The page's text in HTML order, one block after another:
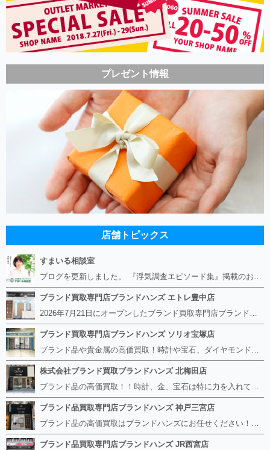
プレゼント情報
店舗トピックス
すまいる相談室
ブログを更新しました。 『浮気調査エピソード集』掲載のお知らせ https://smile-soudan.net/index.php?QBlog-20260808-1
ブランド買取専門店ブランドハンズ エトレ豊中店
2026年7月21日にオープンしたブランド買取専門店ブランドハンズ エトレ豊中店です。 阪急豊中駅直結のショッピングモール エトレとよなかの１階に店舗がございます。 金・貴金属、ブランド品、時計、宝石などその他ブランド食器や美容機器、ブランド香水や化粧品などの取り扱いもございます。 熟練の鑑定士が親切・丁寧に接客、査定をさせていただきます。 査定だけでもOK。お気軽にご来店下さいませ！
ブランド買取専門店ブランドハンズ ソリオ宝塚店
ブランド品や貴金属の高価買取！時計や宝石、ダイヤモンドなど家に眠っているものがあったら捨てる前にブランドハンズへお越しください。 査定料は無料、お値段が付くものかお調べいたします！ 宅配買取もありますので使っていない古いルイヴィトンのバッグや財布、壊れているオメガの時計、千切れている金のネックレスや指輪、小型家電も取り扱っておりますのでお気軽にご利用下さい☆ その他ブランド食器、銀シルバー製品、美容機器、脱毛器、スマホなど幅広く取り扱っております！
株式会社ブランド買取ブランドハンズ 北梅田店
ブランド品の高価買取！！時計、金、宝石は特に力を入れています！ ルイヴィトン、シャネル、ロレックス、エルメスはもちろん、グッチ、プラダ、セリーヌ、フェンディなどなど、 その他ブランド食器、銀シルバー製品、美容機器、脱毛器、スマホなど幅広く取り扱っているので まずは無料査定にお越しください！ 手数料は全て無料！全国対応の宅配買取も行っておりますのでお気軽にご連絡下さい！
ブランド品買取専門店ブランドハンズ 神戸三宮店
ブランド品の高価買取はブランドハンズにお任せください！！ 高騰し続けている金・貴金属はもちろん、ルイヴィトン、エルメス、シャネル、ロレックスは特に力を入れております。 その他ブランド食器、銀シルバー製品、美容機器、脱毛器、スマホなど幅広く取り扱っております！ 鑑定士は経験豊富で親切丁寧な対応を心がけております。 鑑定書がないものでもしっかり見させて頂きます。
ブランド品買取専門店ブランドハンズ JR西宮店